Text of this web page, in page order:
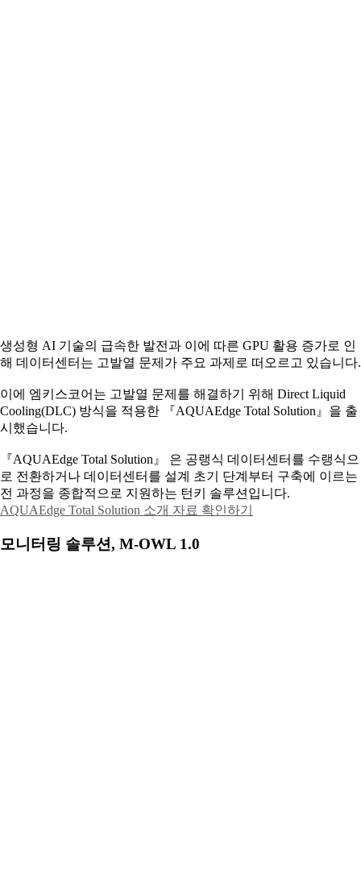
생성형 AI 기술의 급속한 발전과 이에 따른 GPU 활용 증가로 인
해 데이터센터는 고발열 문제가 주요 과제로 떠오르고 있습니다.
이에 엠키스코어는 고발열 문제를 해결하기 위해 Direct Liquid
Cooling(DLC) 방식을 적용한 『AQUAEdge Total Solution』을 출
시했습니다.
『AQUAEdge Total Solution』 은 공랭식 데이터센터를 수랭식으
로 전환하거나 데이터센터를 설계 초기 단계부터 구축에 이르는
전 과정을 종합적으로 지원하는 턴키 솔루션입니다.
AQUAEdge Total Solution 소개 자료 확인하기
모니터링 솔루션, M-OWL 1.0